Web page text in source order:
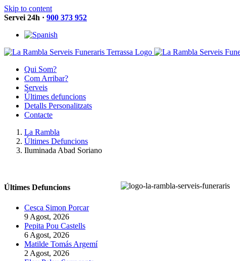
Skip to content
Servei 24h · 900 373 952
Qui Som?
Com Arribar?
Serveis
Últimes defuncions
Detalls Personalitzats
Contacte
La Rambla
Últimes Defuncions
Iluminada Abad Soriano
Últimes Defuncions
Cesca Simon Porcar
9 Agost, 2026
Pepita Pou Castells
6 Agost, 2026
Matilde Tomás Argemí
2 Agost, 2026